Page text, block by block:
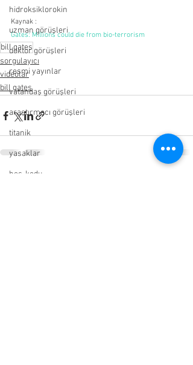
hidroksiklorokin
uzman görüşleri
doktor görüşleri
resmi yayınlar
vatandaş görüşleri
araştırmacı görüşleri
titanik
yasaklar
hes-kodu
Kaynak :
Gates: Millions could die from bio-terrorism
bill gates
sorgulayıcı
videolar
bill gates